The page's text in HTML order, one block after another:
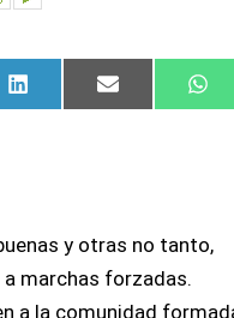
Compartir
en
LinkedIn
Compartir
en
Email
en
y otras no tanto,
marchas forzadas.
a la comunidad